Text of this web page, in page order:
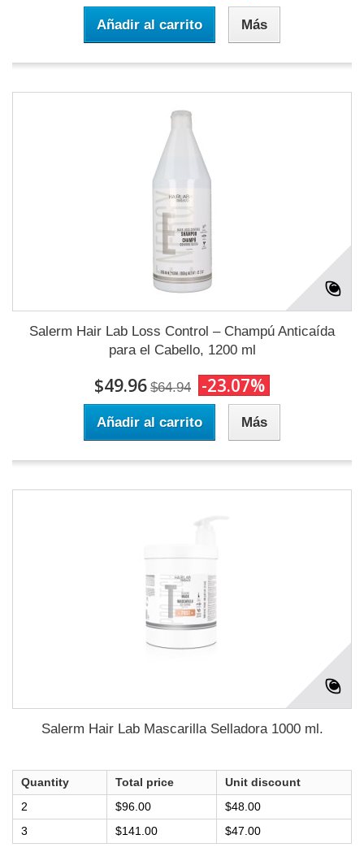
Añadir al carrito Más
Salerm Hair Lab Loss Control – Champú Anticaída
para el Cabello, 1200 ml
$49.96 $64.94 -23.07%
Añadir al carrito Más
Salerm Hair Lab Mascarilla Selladora 1000 ml.
Quantity Total price
Unit discount
2
$96.00
$48.00
3
$141.00 $47.00